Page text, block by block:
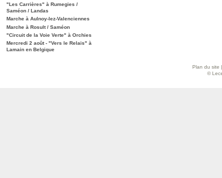
"Les Carrières" à Rumegies /
Saméon / Landas
Marche à Aulnoy-lez-Valenciennes
Marche à Rosult / Saméon
"Circuit de la Voie Verte" à Orchies
Mercredi 2 août - "Vers le Relais" à
Lamain en Belgique
Plan du site
©